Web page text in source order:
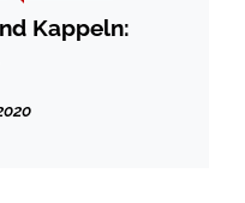
Kappeln: